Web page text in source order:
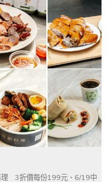
理 3折價每份199元、6/19中